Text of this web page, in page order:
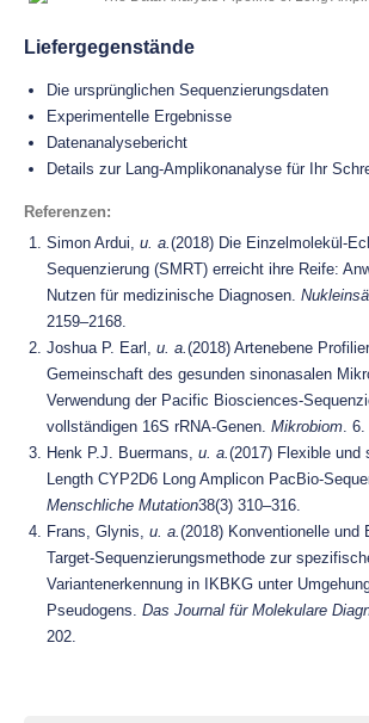
Liefergegenstände
Die ursprünglichen Sequenzierungsdaten
Experimentelle Ergebnisse
Datenanalysebericht
Details zur Lang-Amplikonanalyse für Ihr
Referenzen:
Simon Ardui, u. a.(2018) Die Einzelmolekül-
Sequenzierung (SMRT) erreicht ihre Reife:
Nutzen für medizinische Diagnosen.
2159–2168.
Joshua P. Earl, u. a.(2018) Artenebene
Gemeinschaft des gesunden sinonasalen
Verwendung der Pacific Biosciences-
vollständigen 16S rRNA-Genen. Mikrobiom. 6.
Henk P.J. Buermans, u. a.(2017) Flexible und
Length CYP2D6 Long Amplicon PacBio-
Menschliche Mutation38(3) 310–316.
Frans, Glynis, u. a.(2018) Konventionelle und
Target-Sequenzierungsmethode zur
Variantenerkennung in IKBKG unter
Pseudogens. Das Journal für Molekulare
202.